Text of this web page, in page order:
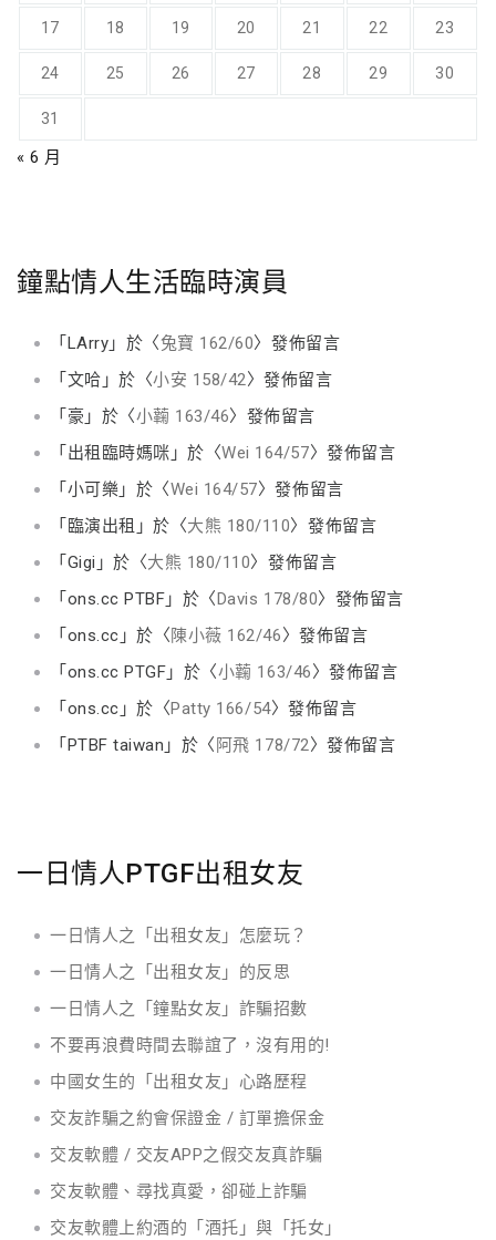
17 18 19 20 21 22 23
24 25 26 27 28 29 30
31
« 6 月
鐘點情人生活臨時演員
「 LArry 」於〈兔寶 162/60〉發佈留言
「 文哈 」於〈小安 158/42〉發佈留言
「 豪 」於〈小蘜 163/46〉發佈留言
「 出租臨時媽咪 」於〈Wei 164/57〉發佈留言
「 小可樂 」於〈Wei 164/57〉發佈留言
「 臨演出租 」於〈大熊 180/110〉發佈留言
「 Gigi 」於〈大熊 180/110〉發佈留言
「 ons.cc PTBF 」於〈 Davis 178/80〉發佈留言
「 ons.cc 」於〈陳小薇 162/46〉發佈留言
「 ons.cc PTGF 」於〈小蘜 163/46〉發佈留言
「 ons.cc 」於〈Patty 166/54〉發佈留言
「 PTBF taiwan 」於〈 阿飛 178/72〉發佈留言
一日情人PTGF出租女友
一日情人之「出租女友」怎麼玩？
一日情人之「出租女友」的反思
一日情人之「鐘點女友」詐騙招數
不要再浪費時間去聯誼了，沒有用的!
中國女生的「出租女友」心路歷程
交友詐騙之約會保證金 / 訂單擔保金
交友軟體 / 交友APP之假交友真詐騙
交友軟體、尋找真愛，卻碰上詐騙
交友軟體上約酒的「酒托」與「托女」